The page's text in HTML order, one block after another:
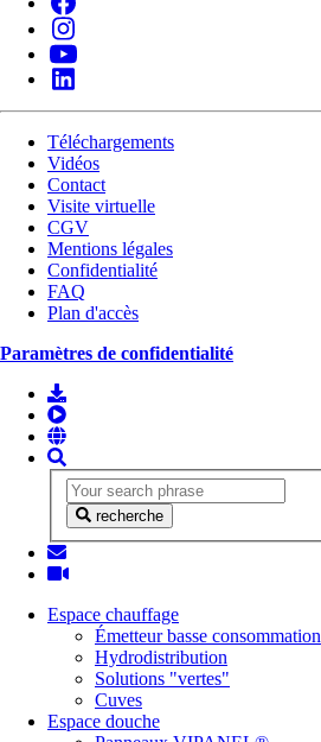
Téléchargements
Vidéos
Contact
Visite virtuelle
CGV
Mentions légales
Confidentialité
FAQ
Plan d'accès
Paramètres de confidentialité
recherche
Espace chauffage
Émetteur basse consommation
Hydrodistribution
Solutions "vertes"
Cuves
Espace douche